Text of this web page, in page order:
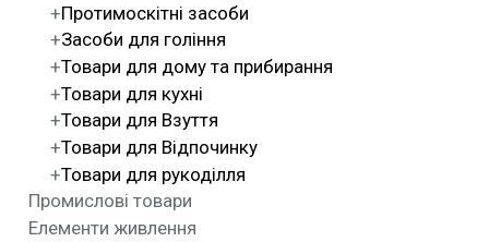
Протимоскітні засоби
Засоби для гоління
Товари для дому та прибирання
Товари для кухні
Товари для Взуття
Товари для Відпочинку
Товари для рукоділля
Промислові товари
Елементи живлення